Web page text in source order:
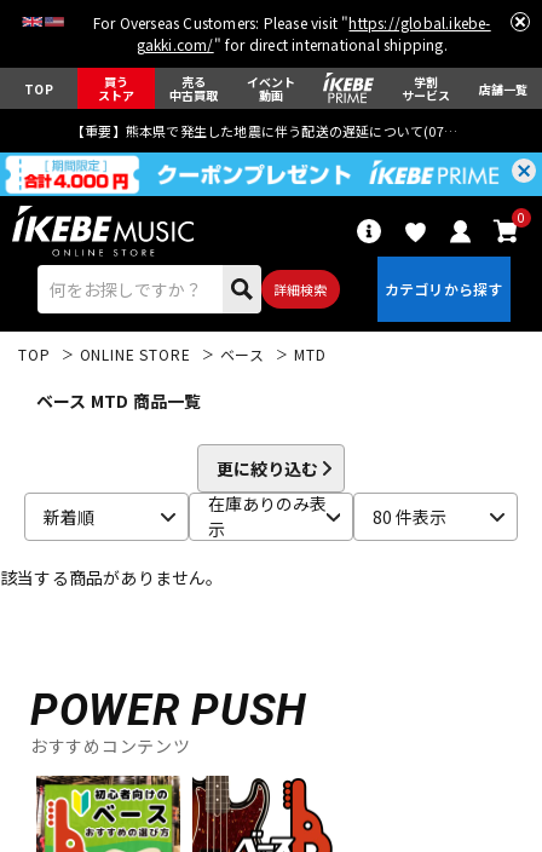
For Overseas Customers: Please visit "https://global.ikebe-
gakki.com/" for direct international shipping.
TOP 買う
ストア
売る
中古買取
イベント
動画
学割
サービス 店舗一覧
【重要】熊本県で発生した地震に伴う配送の遅延について(07月29日
詳細検索
0
エレキギター アコギ/エレアコ
ベース
キーボード
管楽器
TOP ONLINE STORE ベース MTD
ベース MTD 商品一覧
更に絞り込む
新着順
在庫ありのみ表
示
80 件表示
該当する商品がありません。
POWER PUSH
おすすめコンテンツ